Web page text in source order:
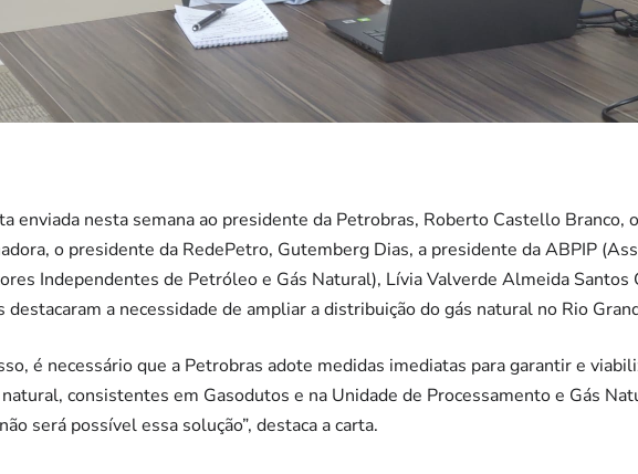
enviada nesta semana ao presidente da Petrobras, Roberto Castello Branco,
o presidente da RedePetro, Gutemberg Dias, a presidente da ABPIP
Independentes de Petróleo e Gás Natural), Lívia Valverde Almeida Santos
destacaram a necessidade de ampliar a distribuição do gás natural no Rio
é necessário que a Petrobras adote medidas imediatas para garantir e
consistentes em Gasodutos e na Unidade de Processamento e Gás
será possível essa solução”, destaca a carta.